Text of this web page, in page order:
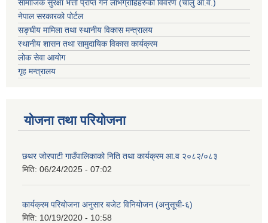
सामाजिक सुरक्षा भत्ता प्राप्त गर्ने लाभग्राहिहरुको विवरण (चालु आ.व.)
नेपाल सरकारको पोर्टल
सङ्घीय मामिला तथा स्थानीय विकास मन्त्रालय
स्थानीय शासन तथा सामुदायिक विकास कार्यक्रम
लोक सेवा आयोग
गृह मन्त्रालय
योजना तथा परियोजना
छथर जोरपाटी गाउँपालिकाको निति तथा कार्यक्रम आ.व २०८२/०८३
मिति: 06/24/2025 - 07:02
कार्यक्रम परियोजना अनुसार बजेट विनियोजन (अनुसूची-६)
मिति: 10/19/2020 - 10:58